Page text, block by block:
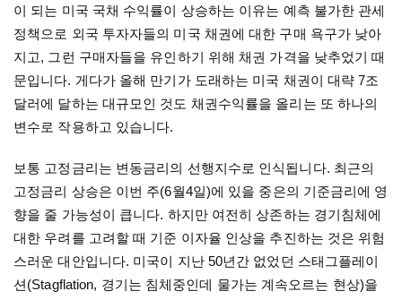
이 되는 미국 국채 수익률이 상승하는 이유는 예측 불가한 관세
정책으로 외국 투자자들의 미국 채권에 대한 구매 욕구가 낮아
지고, 그런 구매자들을 유인하기 위해 채권 가격을 낮추었기 때
문입니다. 게다가 올해 만기가 도래하는 미국 채권이 대략 7조
달러에 달하는 대규모인 것도 채권수익률을 올리는 또 하나의
변수로 작용하고 있습니다.
보통 고정금리는 변동금리의 선행지수로 인식됩니다. 최근의
고정금리 상승은 이번 주(6월4일)에 있을 중은의 기준금리에 영
향을 줄 가능성이 큽니다. 하지만 여전히 상존하는 경기침체에
대한 우려를 고려할 때 기준 이자율 인상을 추진하는 것은 위험
스러운 대안입니다. 미국이 지난50년간 없었던 스태그플레이
션 (Stagflation, 경기는 침체중인데 물가는 계속오르는 현상)을